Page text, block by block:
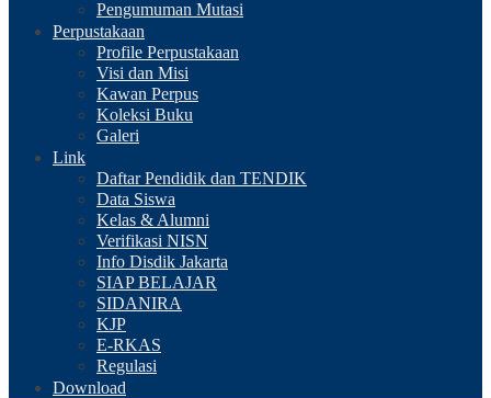
Pengumuman Mutasi
Perpustakaan
Profile Perpustakaan
Visi dan Misi
Kawan Perpus
Koleksi Buku
Galeri
Link
Daftar Pendidik dan TENDIK
Data Siswa
Kelas & Alumni
Verifikasi NISN
Info Disdik Jakarta
SIAP BELAJAR
SIDANIRA
KJP
E-RKAS
Regulasi
Download